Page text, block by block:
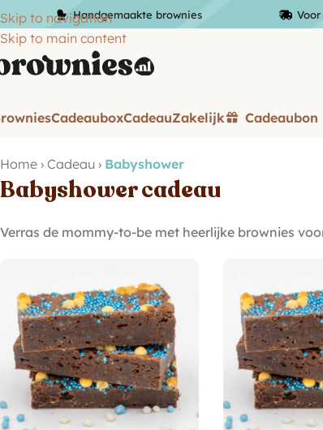
Skip to navigation
Skip to main content
Handgemaakte brownies
CadeauboxCadeauZakelijk Cadeaubon
Home › Cadeau › Babyshower
Babyshower cadeau
Verras de mommy-to-be met heerlijke brownies